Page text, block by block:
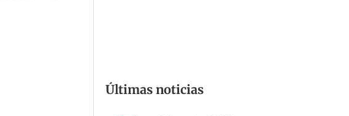
Últimas noticias